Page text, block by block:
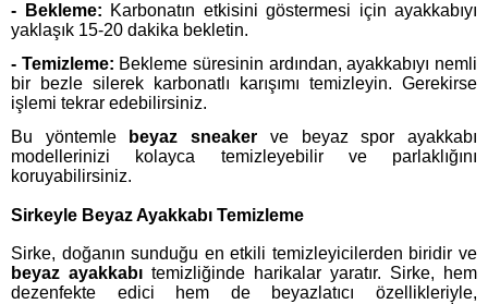
- Bekleme: Karbonatın etkisini göstermesi için ayakkabıyı
yaklaşık 15-20 dakika bekletin.
- Temizleme: Bekleme süresinin ardından, ayakkabıyı nemli
bir bezle silerek karbonatlı karışımı temizleyin. Gerekirse
işlemi tekrar edebilirsiniz.
Bu yöntemle
beyaz sneaker ve beyaz spor ayakkabı
modellerinizi kolayca temizleyebilir ve parlaklığını
koruyabilirsiniz.
Sirkeyle Beyaz Ayakkabı Temizleme
Sirke, doğanın sunduğu en etkili temizleyicilerden biridir ve
beyaz ayakkabı temizliğinde harikalar yaratır. Sirke, hem
dezenfekte edici hem de beyazlatıcı özellikleriyle,